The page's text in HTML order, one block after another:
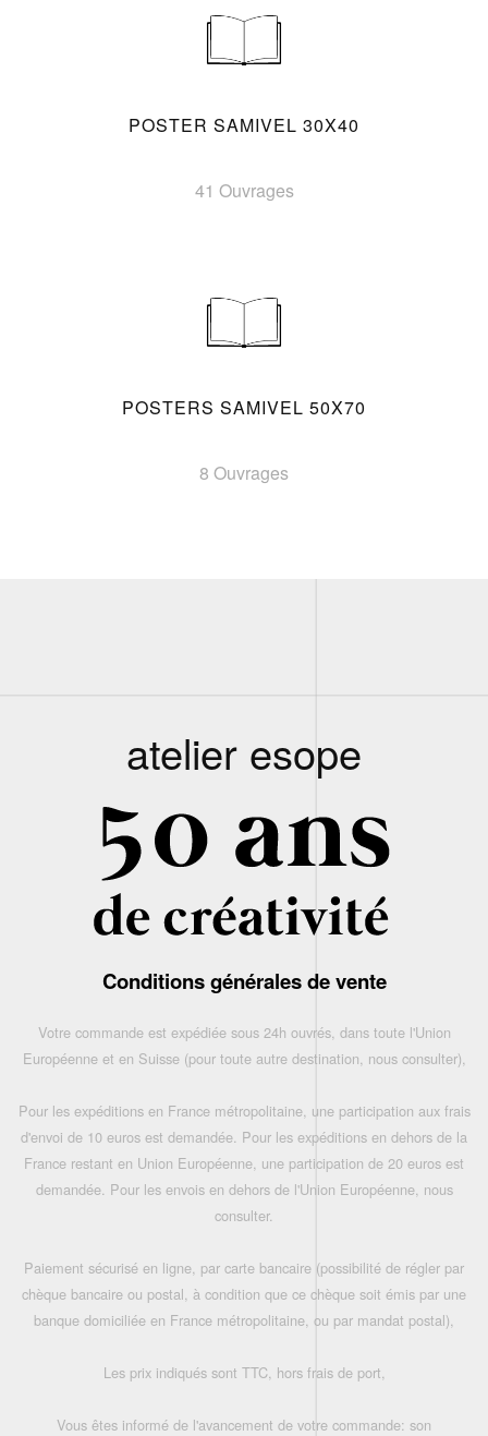
POSTER SAMIVEL 30X40
41 Ouvrages
POSTERS SAMIVEL 50X70
8 Ouvrages
atelier esope
Conditions générales de vente
Votre commande est expédiée sous 24h ouvrés, dans toute l'Union
Européenne et en Suisse (pour toute autre destination, nous consulter),
Pour les expéditions en France métropolitaine, une participation aux frais
d'envoi de 10 euros est demandée. Pour les expéditions en dehors de la
France restant en Union Européenne, une participation de 20 euros est
demandée. Pour les envois en dehors de l'Union Européenne, nous
consulter.
Paiement sécurisé en ligne, par carte bancaire (possibilité de régler par
chèque bancaire ou postal, à condition que ce chèque soit émis par une
banque domiciliée en France métropolitaine, ou par mandat postal),
Les prix indiqués sont TTC, hors frais de port,
Vous êtes informé de l'avancement de votre commande: son